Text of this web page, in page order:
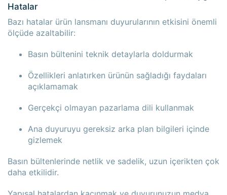
Hatalar
Bazı hatalar ürün lansmanı duyurularının etkisini önemli
ölçüde azaltabilir:
Basın bültenini teknik detaylarla doldurmak
Özellikleri anlatırken ürünün sağladığı faydaları
açıklamamak
Gerçekçi olmayan pazarlama dili kullanmak
Ana duyuruyu gereksiz arka plan bilgileri içinde
gizlemek
Basın bültenlerinde netlik ve sadelik, uzun içerikten çok
daha etkilidir.